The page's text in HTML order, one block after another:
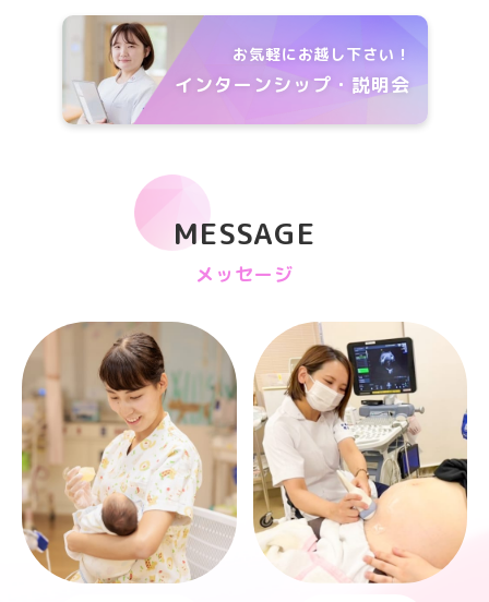
お気軽にお越し下さい！
インターンシップ・説明会
MESSAGE
メッセージ